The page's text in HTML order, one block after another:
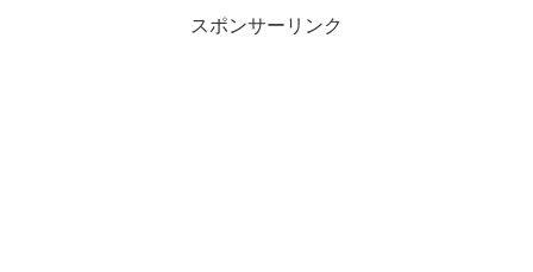
スポンサーリンク